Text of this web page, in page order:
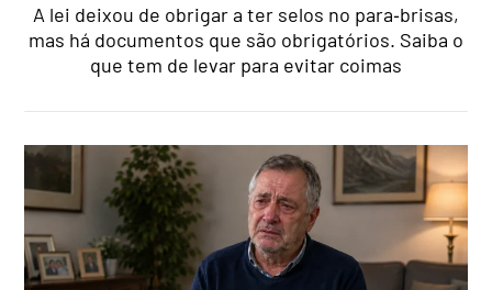
A lei deixou de obrigar a ter selos no para‑brisas,
mas há documentos que são obrigatórios. Saiba o
que tem de levar para evitar coimas